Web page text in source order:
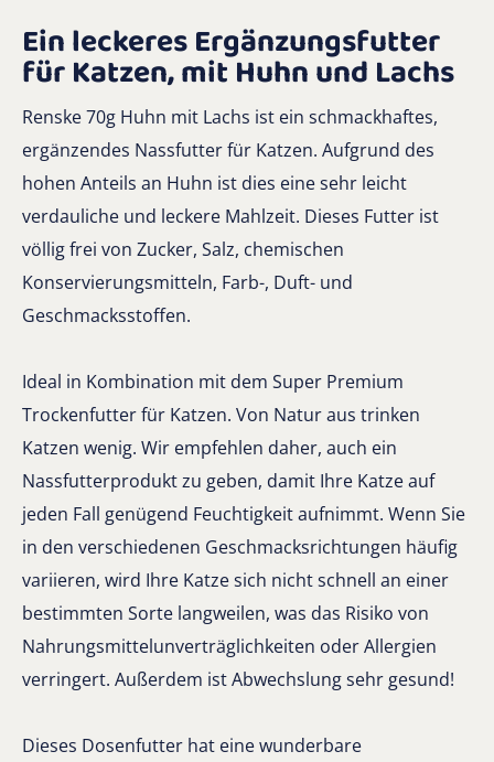
Ein leckeres Ergänzungsfutter
für Katzen, mit Huhn und Lachs
Renske 70g Huhn mit Lachs ist ein schmackhaftes,
ergänzendes Nassfutter für Katzen. Aufgrund des
hohen Anteils an Huhn ist dies eine sehr leicht
verdauliche und leckere Mahlzeit. Dieses Futter ist
völlig frei von Zucker, Salz, chemischen
Konservierungsmitteln, Farb-, Duft- und
Geschmacksstoffen.
Ideal in Kombination mit dem Super Premium
Trockenfutter für Katzen. Von Natur aus trinken
Katzen wenig. Wir empfehlen daher, auch ein
Nassfutterprodukt zu geben, damit Ihre Katze auf
jeden Fall genügend Feuchtigkeit aufnimmt. Wenn Sie
in den verschiedenen Geschmacksrichtungen häufig
variieren, wird Ihre Katze sich nicht schnell an einer
bestimmten Sorte langweilen, was das Risiko von
Nahrungsmittelunverträglichkeiten oder Allergien
verringert. Außerdem ist Abwechslung sehr gesund!
Dieses Dosenfutter hat eine wunderbare